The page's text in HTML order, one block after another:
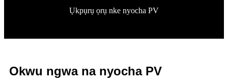
Ụkpụrụ ọrụ nke nyocha PV
Okwu ngwa na nyocha PV